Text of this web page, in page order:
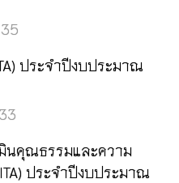
35
ประจำปีงบประมาณ
33
นคุณธรรมและความ
ประจำปีงบประมาณ